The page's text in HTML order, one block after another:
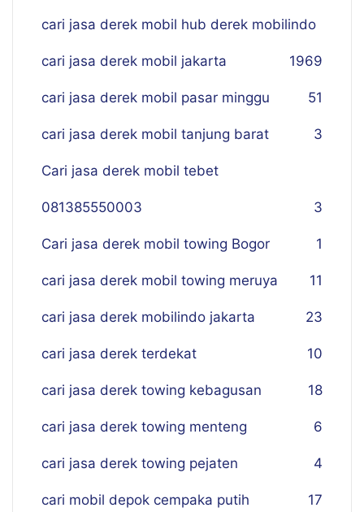
cari jasa derek mobil hub derek mobilindo
69
cari jasa derek mobil jakarta 19
cari jasa derek mobil pasar minggu 51
cari jasa derek mobil tanjung barat 3
Cari jasa derek mobil tebet
081385550003 3
Cari jasa derek mobil towing Bogor 1
cari jasa derek mobil towing meruya 11
cari jasa derek mobilindo jakarta 23
cari jasa derek terdekat 10
cari jasa derek towing kebagusan 18
cari jasa derek towing menteng 6
cari jasa derek towing pejaten 4
cari mobil depok cempaka putih 17